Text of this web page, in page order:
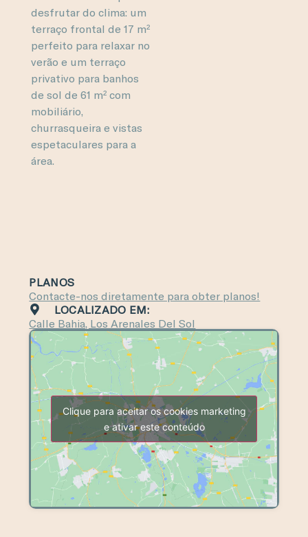
desfrutar do clima: um
terraço frontal de 17 m²
perfeito para relaxar no
verão e um terraço
privativo para banhos
de sol de 61 m² com
mobiliário,
churrasqueira e vistas
espetaculares para a
área.
PLANOS
Contacte-nos diretamente para obter planos!
LOCALIZADO EM:
Calle Bahia, Los Arenales Del Sol
Clique para aceitar os cookies marketing
e ativar este conteúdo